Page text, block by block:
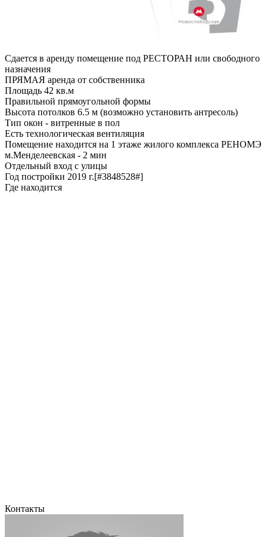
Сдается в аренду помещение под РЕСТОРАН или свободного
назначения
ПРЯМАЯ аренда от собственника
Площадь 42 кв.м
Правильной прямоугольной формы
Высота потолков 6.5 м (возможно установить антресоль)
Тип окон - витренные в пол
Есть технологическая вентиляция
Помещение находится на 1 этаже жилого комплекса РЕНОМЭ
м.Менделеевская - 2 мин
Отдельный вход с улицы
Год постройки 2019 г.[#3848528#]
Где находится
Контакты